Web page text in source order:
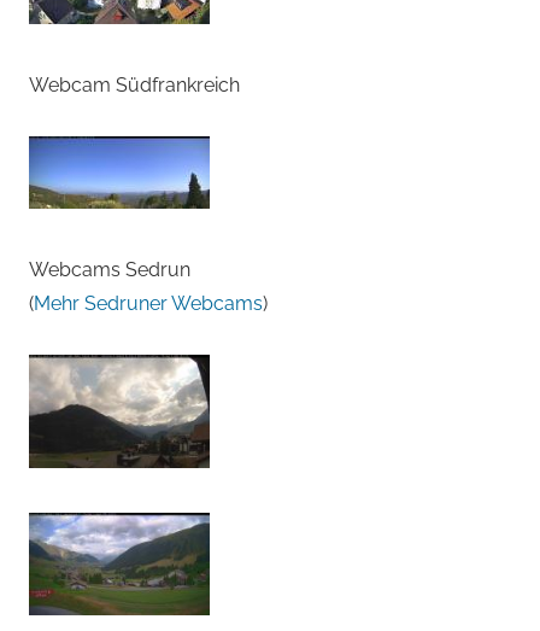
Webcam Südfrankreich
Webcams Sedrun
(Mehr Sedruner Webcams)